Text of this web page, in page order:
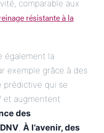
comparable aux
résistante à la
également la
exemple grâce à des
prédictive qui se
et augmentent
des
, À l’avenir, des